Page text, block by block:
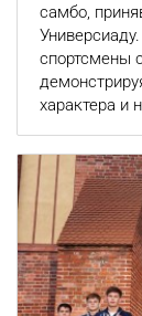
самбо,
спортсмены
характера и